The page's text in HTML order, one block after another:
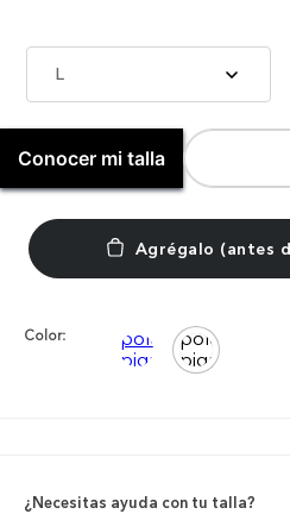
L
Conocer mi talla
Color:
¿Necesitas ayuda con tu talla?